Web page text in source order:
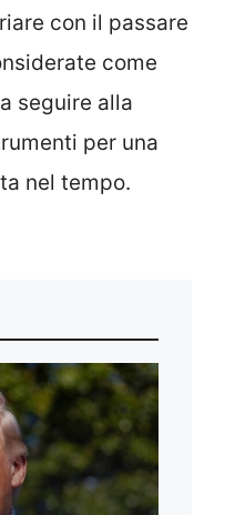
con il passare
come
seguire alla
per una
nel tempo.